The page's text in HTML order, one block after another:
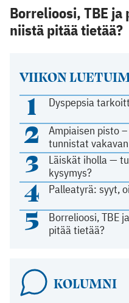
VIIKON
1 Dyspepsia
2
Ampiaisen pisto
tunnistat
3
Läiskät iholla —
kysymys?
4 Palleatyrä: syyt,
5
Borrelioosi, TBE
pitää tietää?
KOLUMNI
Borrelioosi, TBE
niistä pitää tietää?